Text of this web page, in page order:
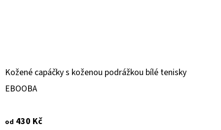
Kožené capáčky s koženou podrážkou bílé tenisky
EBOOBA
od 430 Kč